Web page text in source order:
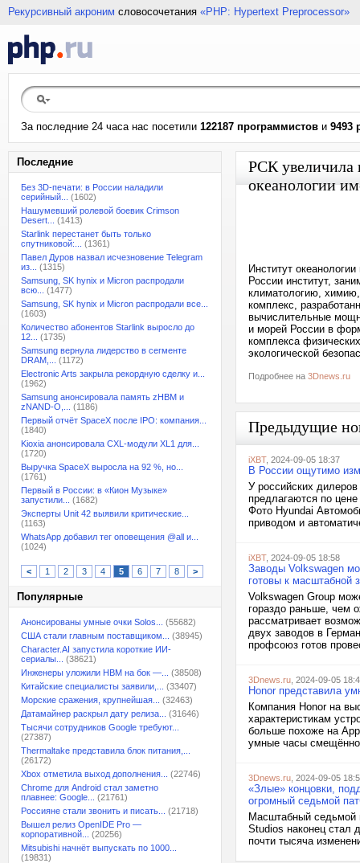
Рекурсивный акроним словосочетания «PHP: Hypertext Preprocessor»
За последние 24 часа нас посетили 122187 программистов и 9493
Последние
Без 3D-печати: в России наладили
серийный...
(1602)
Нашумевший ролевой боевик Crimson
Desert...
(1413)
Starlink перестанет быть только
спутниковой:...
(1361)
Павел Дуров назвал исчезновение Telegram
из...
(1315)
Samsung, SK hynix и Micron распродали
всю...
(1477)
Samsung, SK hynix и Micron распродали все...
(1603)
Количество абонентов Starlink выросло до
12...
(1735)
Samsung вернула лидерство в сегменте
DRAM,...
(1172)
Electronic Arts закрыла рекордную сделку и...
(1962)
Samsung анонсировала память zHBM и
zNAND-O,...
(1186)
Первый отчёт SpaceX после IPO: компания...
(1840)
Kioxia анонсировала CXL-модули XL1 для...
(1720)
Выручка SpaceX выросла на 92 %, но...
(1761)
Первый в России: в «Кион Музыке»
запустили...
(1682)
Эксперты Unit 42 выявили критические...
(1163)
WhatsApp добавил тег оповещения @all и...
(1024)
< 1 2 3 4 5 6 7 8 >
Популярные
Анонсированы умные очки Solos...
(55682)
США стали главным поставщиком...
(38945)
Character.AI запустила короткие ИИ-
сериалы...
(38621)
Инженеры уложили HBM на бок —...
(38508)
Китайские специалисты заявили,...
(33407)
Морские сражения, крупнейшая...
(32463)
Датамайнер раскрыл дату релиза...
(31646)
Тысячи сотрудников Google требуют...
(27387)
Thermaltake представила блок питания,...
(26172)
Xbox отметила выход дополнения...
(22746)
Chrome для Android стал заметно
плавнее: Google...
(21761)
Россияне стали звонить и писать...
(21718)
Вышел релиз OpenIDE Pro —
корпоративной...
(20256)
Mitsubishi начнёт выпускать по 1000...
(19831)
РСК увеличила
океанологии
Институт
России институт,
климатологию, химию,
комплекс,
вычислительные
и морей России в
комплекса
экологической
Подробнее на 3Dnews.ru
Предыдущие
iXBT, 2024-09-05 18:37
В России ощутимо
У российских
предлагаются по
Фото Hyundai
приводом и
iXBT, 2024-09-05 18:58
Заводы Volkswagen
готовы к масштабной
Volkswagen Group
гораздо раньше, чем
рассматривает
двух заводов в
профсоюз готов
3Dnews.ru , 2024-09-05
Honor представила
Компания Honor на
характеристикам
больше похоже на
умные часы
3Dnews.ru , 2024-09-05
«Злые» концовки,
огромный седьмой
Масштабный седьмой
Studios наконец стал
почти тысяча